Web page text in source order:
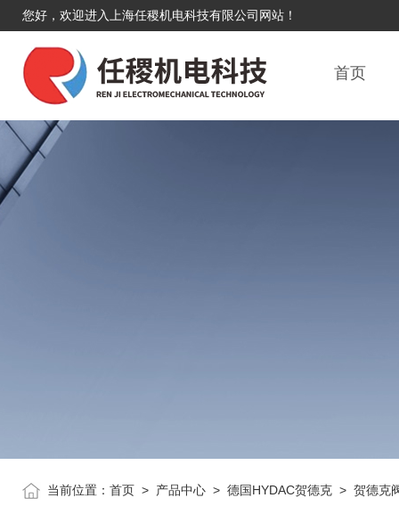
您好，欢迎进入上海任稷机电科技有限公司网站！
首页
当前位置： 首页 > 产品中心 > 德国HYDAC贺德克 > 贺德克